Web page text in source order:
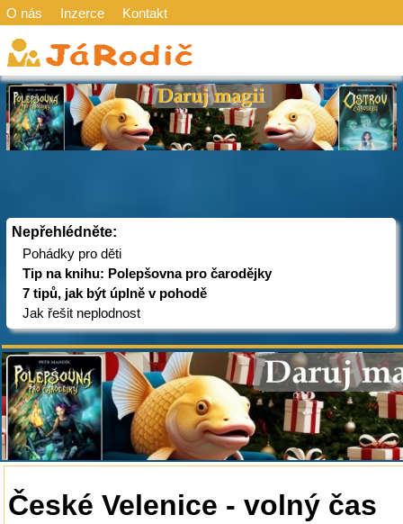
O nás Inzerce Kontakt
Nepřehlédněte:
Pohádky pro děti
Tip na knihu: Polepšovna pro čarodějky
7 tipů, jak být úplně v pohodě
Jak řešit neplodnost
České Velenice - volný čas